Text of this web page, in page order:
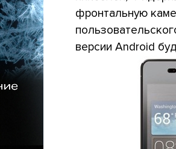
фронтальную
версии Android